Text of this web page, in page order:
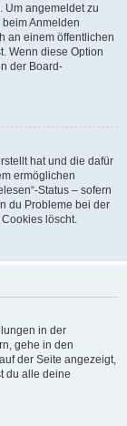
Um angemeldet zu
Anmelden
an einem öffentlichen
Wenn diese Option
der Board-
hat und die dafür
ermöglichen
Status – sofern
du Probleme bei der
löscht.
in der
gehe in den
der Seite angezeigt,
du alle deine